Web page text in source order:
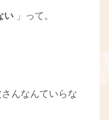
い 」って。
んなんていらな